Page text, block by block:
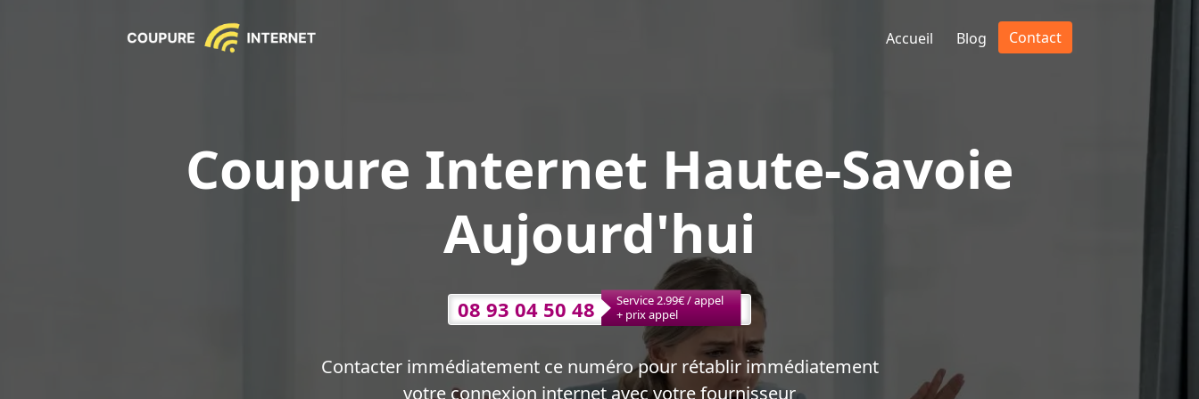
Accueil Blog Contact
Coupure Internet Haute-Savoie
Aujourd'hui
08 93 04 50 48
Service 2.99€ / appel
+ prix appel
Contacter immédiatement ce numéro pour rétablir immédiatement
votre connexion internet avec votre fournisseur